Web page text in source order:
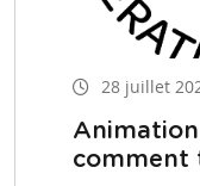
28 juillet
comment